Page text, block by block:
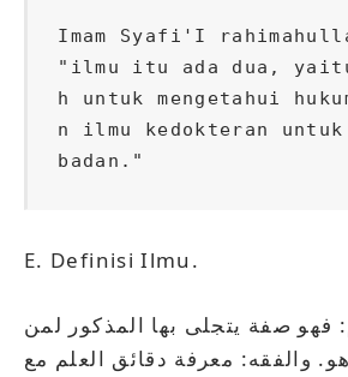
Imam Syafi'I
"ilmu itu ada dua,
h untuk mengetahui
n ilmu kedokteran untuk
badan."
E. Definisi Ilmu.
فهو صفة يتجلى بها المذكور لمن
والفقه: معرفة دقائق العلم مع